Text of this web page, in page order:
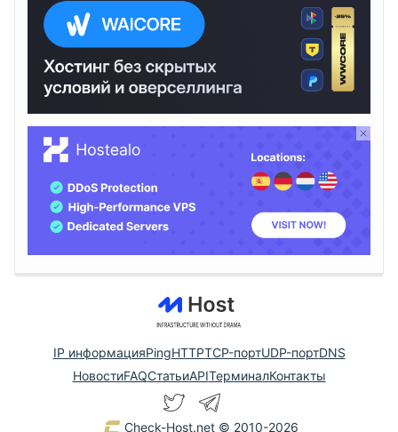
IP информацияPingHTTPTCP-портUDP-портDNS
НовостиFAQСтатьиAPIТерминалКонтакты
Check-Host.net © 2010-2026